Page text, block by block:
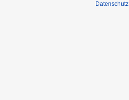
Datenschutz